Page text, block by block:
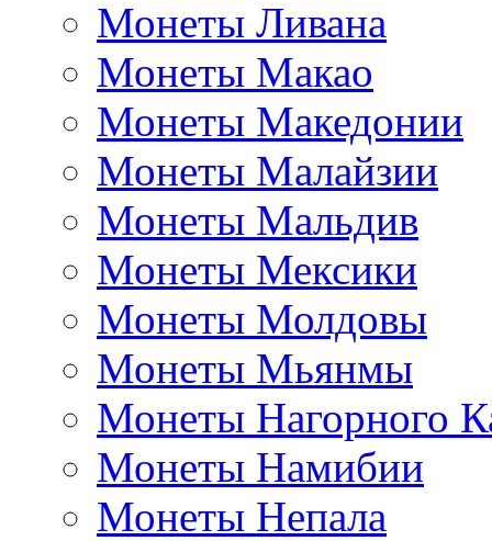
Монеты Ливана
Монеты Макао
Монеты Македонии
Монеты Малайзии
Монеты Мальдив
Монеты Мексики
Монеты Молдовы
Монеты Мьянмы
Монеты Нагорного
Монеты Намибии
Монеты Непала